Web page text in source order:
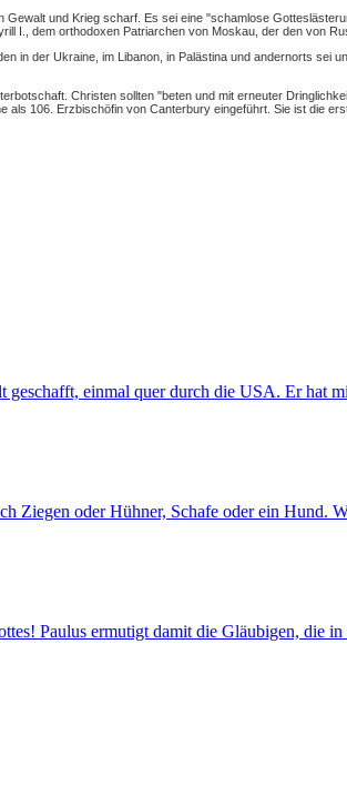
und Krieg scharf. Es sei eine "schamlose
I., dem orthodoxen Patriarchen von Moskau, der den von
in der Ukraine, im Libanon, in Palästina und andernorts
Christen sollten "beten und mit erneuter
106. Erzbischöfin von Canterbury eingeführt. Sie ist die
einmal quer durch die USA. Er hat
oder Hühner, Schafe oder ein Hund.
Paulus ermutigt damit die Gläubigen, die